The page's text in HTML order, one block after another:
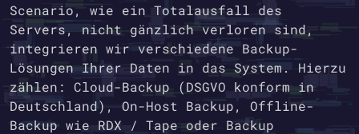
Scenario, wie ein Totalausfall des
Servers, nicht gänzlich verloren sind,
integrieren wir verschiedene Backup-
Lösungen Ihrer Daten in das System. Hierzu
zählen: Cloud-Backup (DSGVO konform in
Deutschland), On-Host Backup, Offline-
Backup wie RDX / Tape oder Backup